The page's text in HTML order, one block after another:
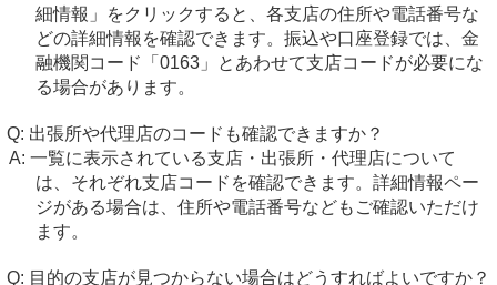
細情報」をクリックすると、各支店の住所や電話番号な
どの詳細情報を確認できます。振込や口座登録では、金
融機関コード「0163」とあわせて支店コードが必要にな
る場合があります。
出張所や代理店のコードも確認できますか？
一覧に表示されている支店・出張所・代理店について
は、それぞれ支店コードを確認できます。詳細情報ペー
ジがある場合は、住所や電話番号などもご確認いただけ
ます。
目的の支店が見つからない場合はどうすればよいですか？